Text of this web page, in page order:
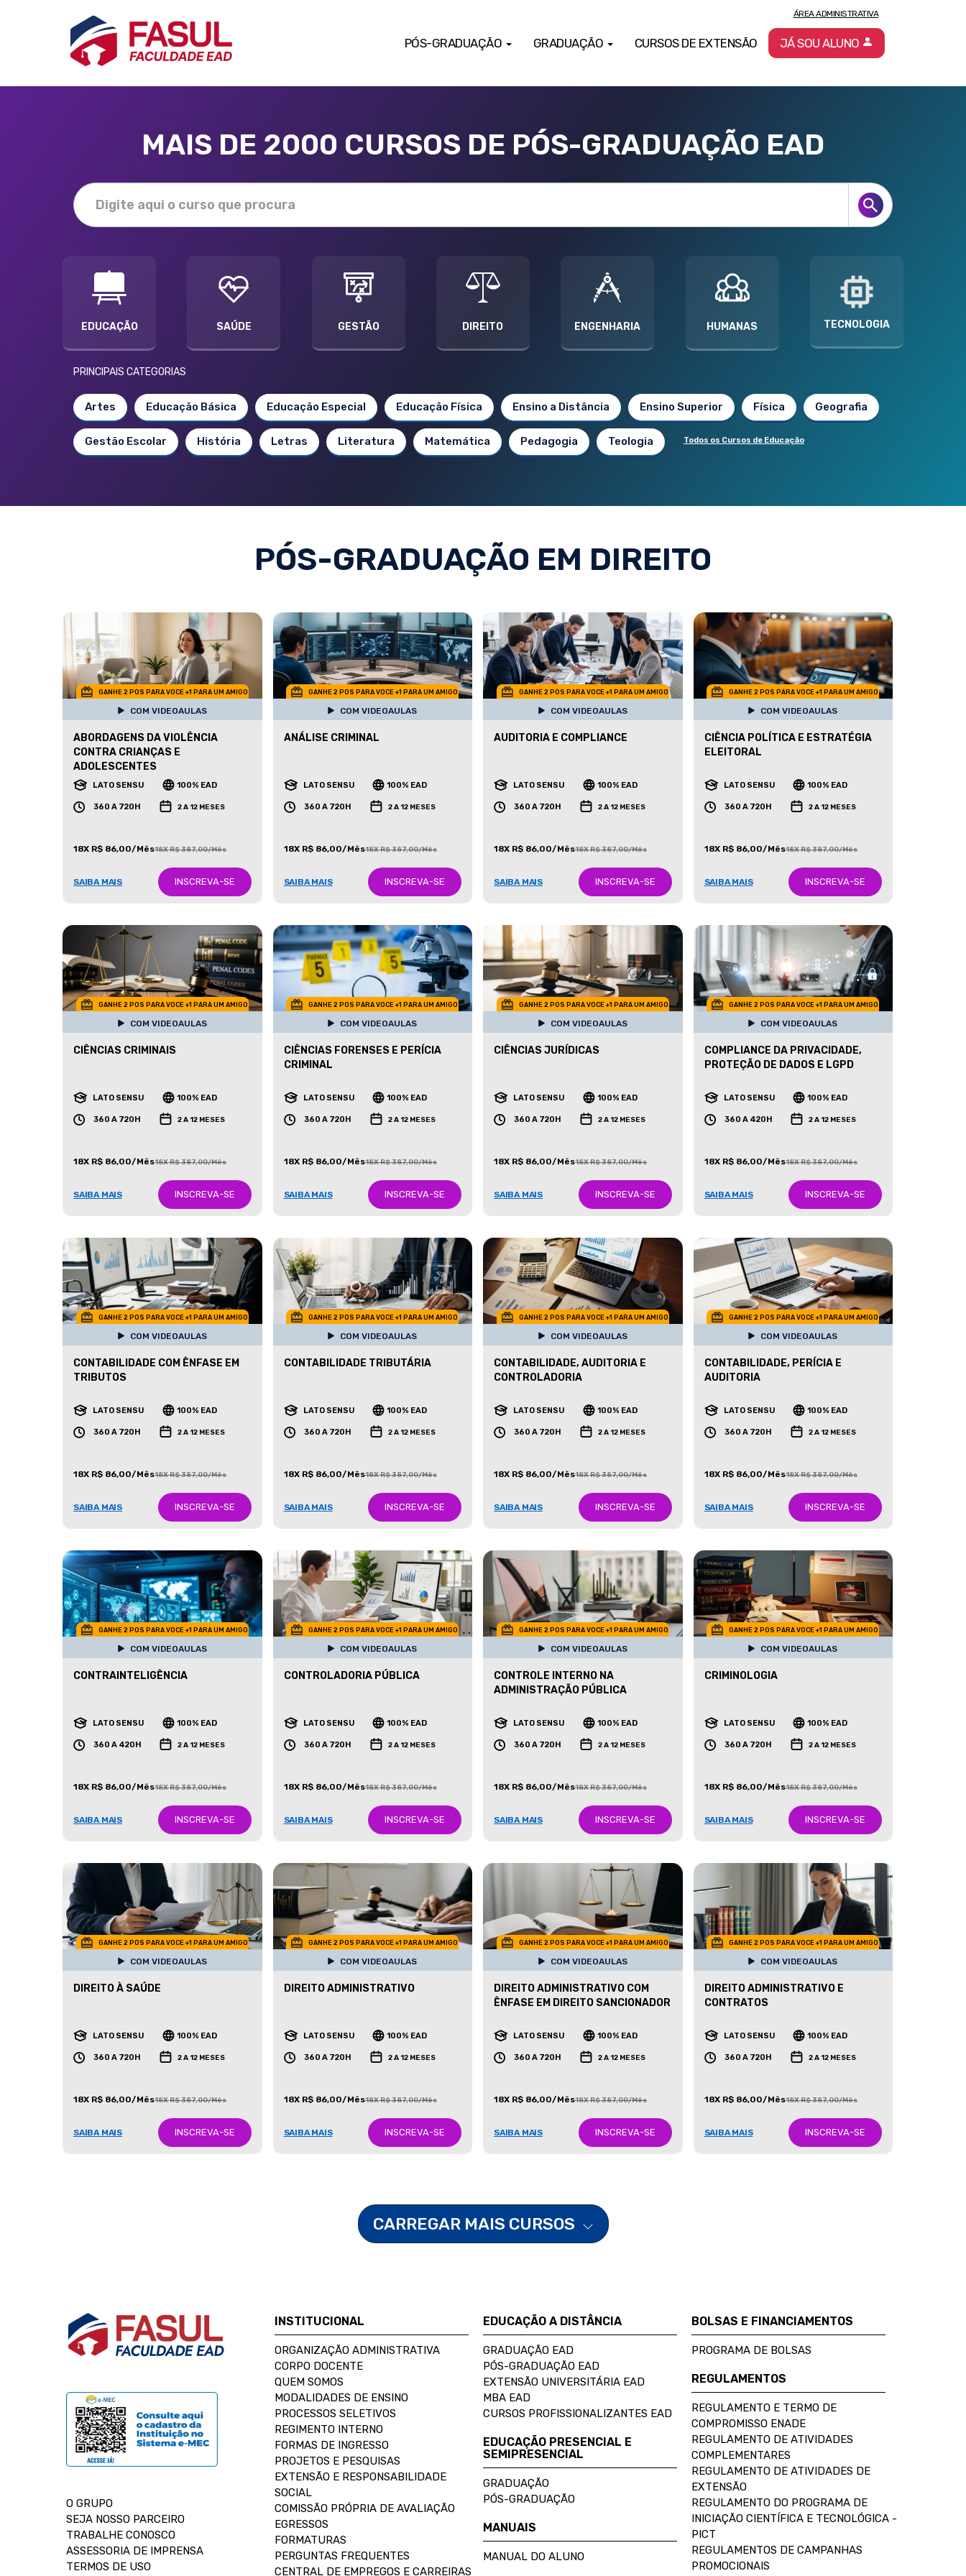
PÓS-GRADUAÇÃO GRADUAÇÃO CURSOS DE EXTENSÃO
ÁREA ADMINISTRATIVA
JÁ SOU ALUNO
MAIS DE 2000 CURSOS DE PÓS-GRADUAÇÃO EAD
EDUCAÇÃO SAÚDE GESTÃO DIREITO ENGENHARIA HUMANAS TECNOLOGIA
PRINCIPAIS CATEGORIAS
Artes Educação Básica Educação Especial Educação Física Ensino a Distância Ensino Superior Física Geografia
Gestão Escolar História Letras Literatura Matemática Pedagogia Teologia Todos os Cursos de Educação
PÓS-GRADUAÇÃO EM DIREITO
GANHE 2 POS PARA VOCE +1 PARA UM AMIGO
COM VIDEOAULAS
ABORDAGENS DA VIOLÊNCIA
CONTRA CRIANÇAS E
ADOLESCENTES
LATO SENSU 100% EAD
360 A 720H 2 A 12 MESES
18X R$ 86,00/Mês18X R$ 387,00/Mês
SAIBA MAIS INSCREVA-SE
GANHE 2 POS PARA VOCE +1 PARA UM AMIGO
COM VIDEOAULAS
ANÁLISE CRIMINAL
LATO SENSU 100% EAD
360 A 720H 2 A 12 MESES
18X R$ 86,00/Mês18X R$ 387,00/Mês
SAIBA MAIS INSCREVA-SE
GANHE 2 POS PARA VOCE +1 PARA UM AMIGO
COM VIDEOAULAS
AUDITORIA E COMPLIANCE
LATO SENSU 100% EAD
360 A 720H 2 A 12 MESES
18X R$ 86,00/Mês18X R$ 387,00/Mês
SAIBA MAIS INSCREVA-SE
GANHE 2 POS PARA VOCE +1 PARA UM AMIGO
COM VIDEOAULAS
CIÊNCIA POLÍTICA E ESTRATÉGIA
ELEITORAL
LATO SENSU 100% EAD
360 A 720H 2 A 12 MESES
18X R$ 86,00/Mês18X R$ 387,00/Mês
SAIBA MAIS INSCREVA-SE
GANHE 2 POS PARA VOCE +1 PARA UM AMIGO
COM VIDEOAULAS
CIÊNCIAS CRIMINAIS
LATO SENSU 100% EAD
360 A 720H 2 A 12 MESES
18X R$ 86,00/Mês18X R$ 387,00/Mês
SAIBA MAIS INSCREVA-SE
GANHE 2 POS PARA VOCE +1 PARA UM AMIGO
COM VIDEOAULAS
CIÊNCIAS FORENSES E PERÍCIA
CRIMINAL
LATO SENSU 100% EAD
360 A 720H 2 A 12 MESES
18X R$ 86,00/Mês18X R$ 387,00/Mês
SAIBA MAIS INSCREVA-SE
GANHE 2 POS PARA VOCE +1 PARA UM AMIGO
COM VIDEOAULAS
CIÊNCIAS JURÍDICAS
LATO SENSU 100% EAD
360 A 720H 2 A 12 MESES
18X R$ 86,00/Mês18X R$ 387,00/Mês
SAIBA MAIS INSCREVA-SE
GANHE 2 POS PARA VOCE +1 PARA UM AMIGO
COM VIDEOAULAS
COMPLIANCE DA PRIVACIDADE,
PROTEÇÃO DE DADOS E LGPD
LATO SENSU 100% EAD
360 A 420H 2 A 12 MESES
18X R$ 86,00/Mês18X R$ 387,00/Mês
SAIBA MAIS INSCREVA-SE
GANHE 2 POS PARA VOCE +1 PARA UM AMIGO
COM VIDEOAULAS
CONTABILIDADE COM ÊNFASE EM
TRIBUTOS
LATO SENSU 100% EAD
360 A 720H 2 A 12 MESES
18X R$ 86,00/Mês18X R$ 387,00/Mês
SAIBA MAIS INSCREVA-SE
GANHE 2 POS PARA VOCE +1 PARA UM AMIGO
COM VIDEOAULAS
CONTABILIDADE TRIBUTÁRIA
LATO SENSU 100% EAD
360 A 720H 2 A 12 MESES
18X R$ 86,00/Mês18X R$ 387,00/Mês
SAIBA MAIS INSCREVA-SE
GANHE 2 POS PARA VOCE +1 PARA UM AMIGO
COM VIDEOAULAS
CONTABILIDADE, AUDITORIA E
CONTROLADORIA
LATO SENSU 100% EAD
360 A 720H 2 A 12 MESES
18X R$ 86,00/Mês18X R$ 387,00/Mês
SAIBA MAIS INSCREVA-SE
GANHE 2 POS PARA VOCE +1 PARA UM AMIGO
COM VIDEOAULAS
CONTABILIDADE, PERÍCIA E
AUDITORIA
LATO SENSU 100% EAD
360 A 720H 2 A 12 MESES
18X R$ 86,00/Mês18X R$ 387,00/Mês
SAIBA MAIS INSCREVA-SE
GANHE 2 POS PARA VOCE +1 PARA UM AMIGO
COM VIDEOAULAS
CONTRAINTELIGÊNCIA
LATO SENSU 100% EAD
360 A 420H 2 A 12 MESES
18X R$ 86,00/Mês18X R$ 387,00/Mês
SAIBA MAIS INSCREVA-SE
GANHE 2 POS PARA VOCE +1 PARA UM AMIGO
COM VIDEOAULAS
CONTROLADORIA PÚBLICA
LATO SENSU 100% EAD
360 A 720H 2 A 12 MESES
18X R$ 86,00/Mês18X R$ 387,00/Mês
SAIBA MAIS INSCREVA-SE
GANHE 2 POS PARA VOCE +1 PARA UM AMIGO
COM VIDEOAULAS
CONTROLE INTERNO NA
ADMINISTRAÇÃO PÚBLICA
LATO SENSU 100% EAD
360 A 720H 2 A 12 MESES
18X R$ 86,00/Mês18X R$ 387,00/Mês
SAIBA MAIS INSCREVA-SE
GANHE 2 POS PARA VOCE +1 PARA UM AMIGO
COM VIDEOAULAS
CRIMINOLOGIA
LATO SENSU 100% EAD
360 A 720H 2 A 12 MESES
18X R$ 86,00/Mês18X R$ 387,00/Mês
SAIBA MAIS INSCREVA-SE
GANHE 2 POS PARA VOCE +1 PARA UM AMIGO
COM VIDEOAULAS
DIREITO À SAÚDE
LATO SENSU 100% EAD
360 A 720H 2 A 12 MESES
18X R$ 86,00/Mês18X R$ 387,00/Mês
SAIBA MAIS INSCREVA-SE
GANHE 2 POS PARA VOCE +1 PARA UM AMIGO
COM VIDEOAULAS
DIREITO ADMINISTRATIVO
LATO SENSU 100% EAD
360 A 720H 2 A 12 MESES
18X R$ 86,00/Mês18X R$ 387,00/Mês
SAIBA MAIS INSCREVA-SE
GANHE 2 POS PARA VOCE +1 PARA UM AMIGO
COM VIDEOAULAS
DIREITO ADMINISTRATIVO COM
ÊNFASE EM DIREITO SANCIONADOR
LATO SENSU 100% EAD
360 A 720H 2 A 12 MESES
18X R$ 86,00/Mês18X R$ 387,00/Mês
SAIBA MAIS INSCREVA-SE
GANHE 2 POS PARA VOCE +1 PARA UM AMIGO
COM VIDEOAULAS
DIREITO ADMINISTRATIVO E
CONTRATOS
LATO SENSU 100% EAD
360 A 720H 2 A 12 MESES
18X R$ 86,00/Mês18X R$ 387,00/Mês
SAIBA MAIS INSCREVA-SE
CARREGAR MAIS CURSOS
O GRUPO
SEJA NOSSO PARCEIRO
TRABALHE CONOSCO
ASSESSORIA DE IMPRENSA
TERMOS DE USO
INSTITUCIONAL
ORGANIZAÇÃO ADMINISTRATIVA
CORPO DOCENTE
QUEM SOMOS
MODALIDADES DE ENSINO
PROCESSOS SELETIVOS
REGIMENTO INTERNO
FORMAS DE INGRESSO
PROJETOS E PESQUISAS
EXTENSÃO E RESPONSABILIDADE
SOCIAL
COMISSÃO PRÓPRIA DE AVALIAÇÃO
EGRESSOS
FORMATURAS
PERGUNTAS FREQUENTES
CENTRAL DE EMPREGOS E CARREIRAS
EDUCAÇÃO A DISTÂNCIA
GRADUAÇÃO EAD
PÓS-GRADUAÇÃO EAD
EXTENSÃO UNIVERSITÁRIA EAD
MBA EAD
CURSOS PROFISSIONALIZANTES EAD
EDUCAÇÃO PRESENCIAL E
SEMIPRESENCIAL
GRADUAÇÃO
PÓS-GRADUAÇÃO
MANUAIS
MANUAL DO ALUNO
BOLSAS E FINANCIAMENTOS
PROGRAMA DE BOLSAS
REGULAMENTOS
REGULAMENTO E TERMO DE
COMPROMISSO ENADE
REGULAMENTO DE ATIVIDADES
COMPLEMENTARES
REGULAMENTO DE ATIVIDADES DE
EXTENSÃO
REGULAMENTO DO PROGRAMA DE
INICIAÇÃO CIENTÍFICA E TECNOLÓGICA -
PICT
REGULAMENTOS DE CAMPANHAS
PROMOCIONAIS